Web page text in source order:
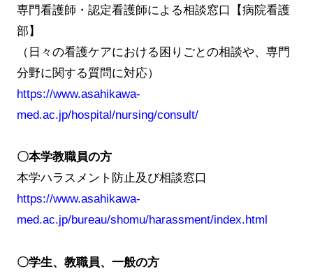
専門看護師・認定看護師による相談窓口【病院看護
部】
（日々の看護ケアにおける困りごとの相談や、専門
分野に関する質問に対応）
https://www.asahikawa-
med.ac.jp/hospital/nursing/consult/
〇本学教職員の方
本学ハラスメント防止及び相談窓口
https://www.asahikawa-
med.ac.jp/bureau/shomu/harassment/index.html
〇学生、教職員、一般の方